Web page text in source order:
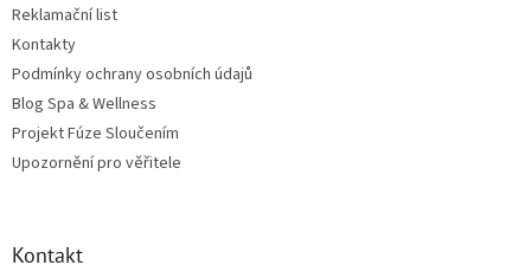
Reklamační list
Kontakty
Podmínky ochrany osobních údajů
Blog Spa & Wellness
Projekt Fúze Sloučením
Upozornění pro věřitele
Kontakt